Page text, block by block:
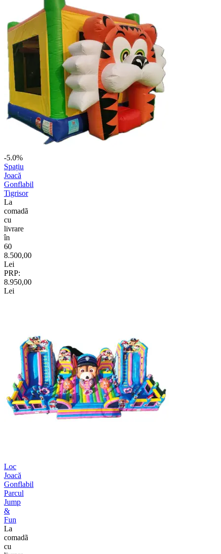
-5.0%
Spațiu
Joacă
Gonflabil
Tigrisor
La
comadã
cu
livrare
în
60
8.500,00
Lei
PRP:
8.950,00
Lei
Loc
Joacă
Gonflabil
Parcul
Jump
&
Fun
La
comadã
cu